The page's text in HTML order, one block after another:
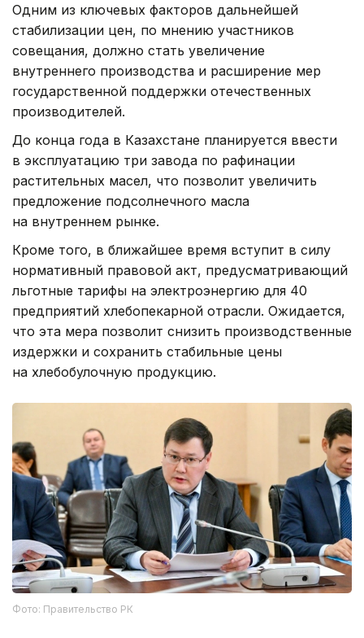
Одним из ключевых факторов дальнейшей
стабилизации цен, по мнению участников
совещания, должно стать увеличение
внутреннего производства и расширение мер
государственной поддержки отечественных
производителей.
До конца года в Казахстане планируется ввести
в эксплуатацию три завода по рафинации
растительных масел, что позволит увеличить
предложение подсолнечного масла
на внутреннем рынке.
Кроме того, в ближайшее время вступит в силу
нормативный правовой акт, предусматривающий
льготные тарифы на электроэнергию для 40
предприятий хлебопекарной отрасли. Ожидается,
что эта мера позволит снизить производственные
издержки и сохранить стабильные цены
на хлебобулочную продукцию.
Фото: Правительство РК